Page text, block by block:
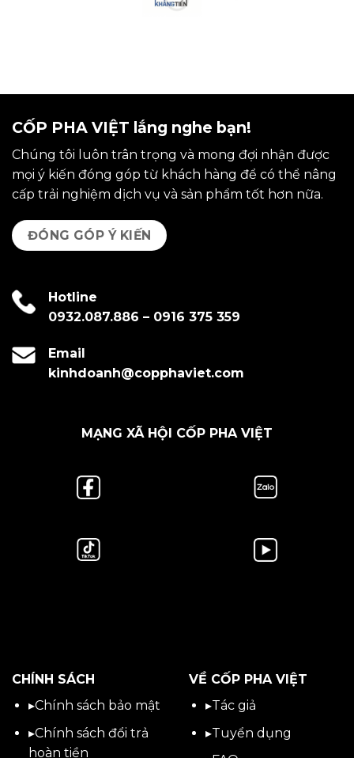
CỐP PHA VIỆT lắng nghe bạn!
Chúng tôi luôn trân trọng và mong đợi nhận được
mọi ý kiến đóng góp từ khách hàng để có thể nâng
cấp trải nghiệm dịch vụ và sản phẩm tốt hơn nữa.
ĐÓNG GÓP Ý KIẾN
Hotline
0932.087.886 – 0916 375 359
Email
kinhdoanh@copphaviet.com
MẠNG XÃ HỘI CỐP PHA VIỆT
CHÍNH SÁCH
▸Chính sách bảo mật
▸Chính sách đổi trả
hoàn tiền
VỀ CỐP PHA VIỆT
▸Tác giả
▸Tuyển dụng